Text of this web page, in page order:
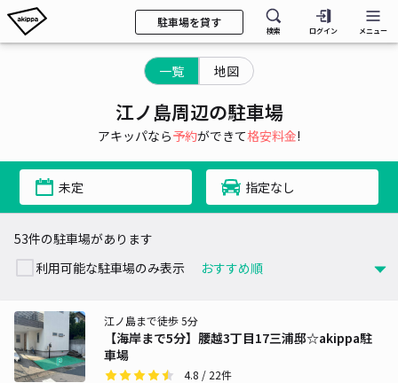
駐車場を貸す
検索 ログイン メニュー
一覧 地図
江ノ島周辺の駐車場
アキッパなら予約ができて格安料金!
未定 指定なし
53件の駐車場があります
利用可能な駐車場のみ表示
【海岸まで5分】腰越3丁目17三浦邸☆akippa駐
車場
江ノ島まで徒歩 5分
4.8 / 22件